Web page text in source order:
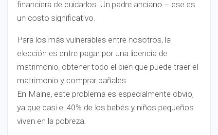
financiera de cuidarlos. Un padre anciano – ese es
un costo significativo.
Para los más vulnerables entre nosotros, la
elección es entre pagar por una licencia de
matrimonio, obtener todo el bien que puede traer el
matrimonio y comprar pañales.
En Maine, este problema es especialmente obvio,
ya que casi el 40% de los bebés y niños pequeños
viven en la pobreza.